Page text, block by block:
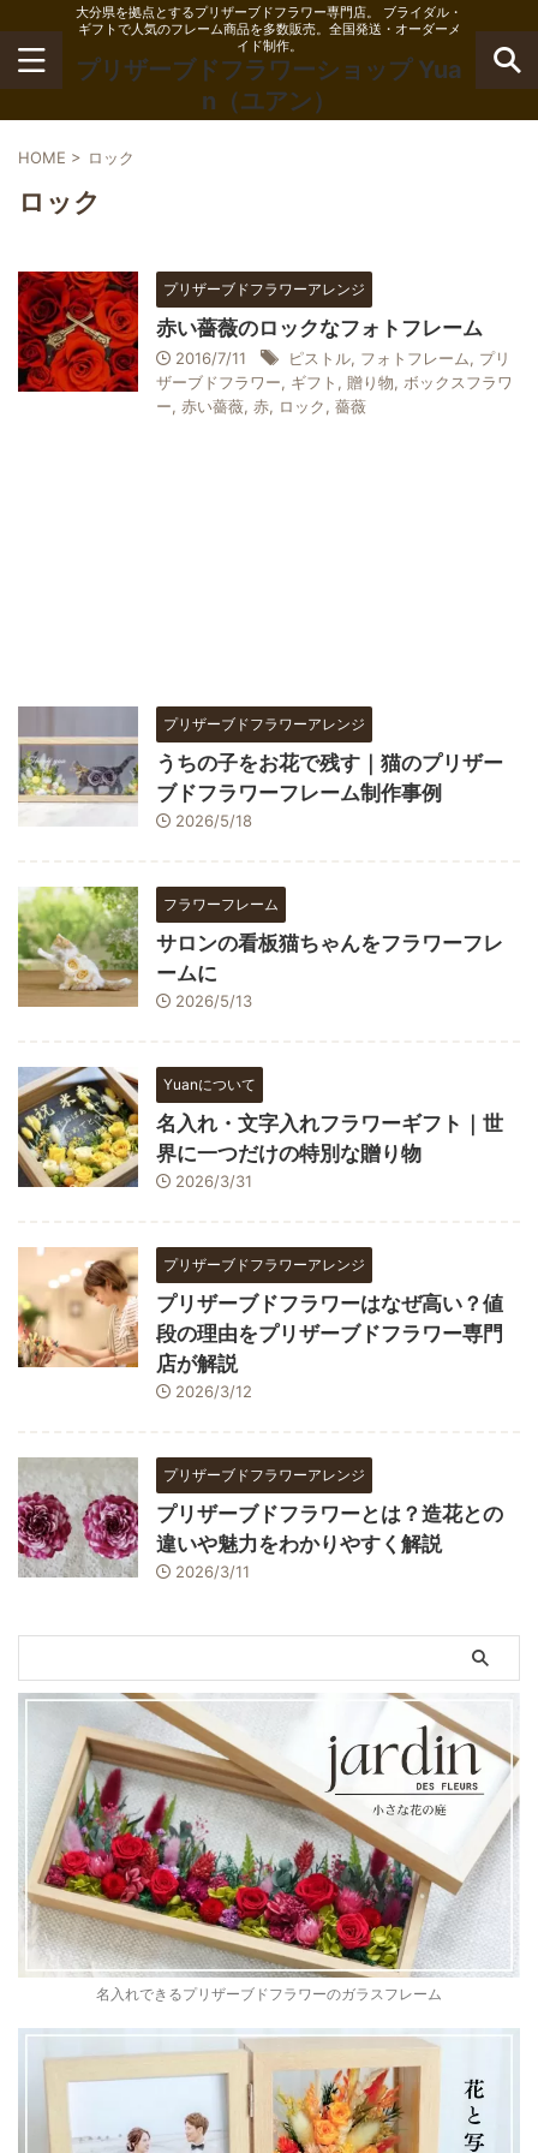
大分県を拠点とするプリザーブドフラワー専門店。 ブライダル・
ギフトで人気のフレーム商品を多数販売。全国発送・オーダーメ
イド制作。
プリザーブドフラワーショップ Yua
n（ユアン）
HOME > ロック
ロック
プリザーブドフラワーアレンジ
赤い薔薇のロックなフォトフレーム
2016/7/11 ピストル, フォトフレーム, プリ
ザーブドフラワー, ギフト , 贈り物, ボックスフラワ
ー, 赤い薔薇, 赤, ロック, 薔薇
プリザーブドフラワーアレンジ
うちの子をお花で残す｜猫のプリザー
ブドフラワーフレーム制作事例
2026/5/18
フラワーフレーム
サロンの看板猫ちゃんをフラワーフレ
ームに
2026/5/13
Yuanについて
名入れ・文字入れフラワーギフト｜世
界に一つだけの特別な贈り物
2026/3/31
プリザーブドフラワーアレンジ
プリザーブドフラワーはなぜ高い？値
段の理由をプリザーブドフラワー専門
店が解説
2026/3/12
プリザーブドフラワーアレンジ
プリザーブドフラワーとは？造花との
違いや魅力をわかりやすく解説
2026/3/11
名入れできるプリザーブドフラワーのガラスフレーム